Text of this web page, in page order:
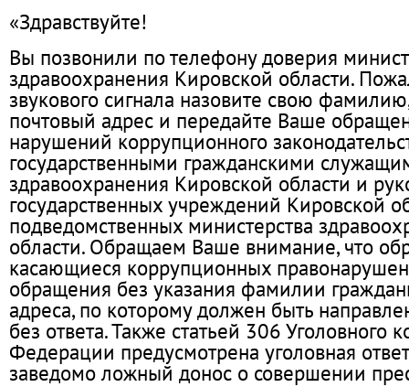
«Здравствуйте!
Вы позвонили по телефону доверия
здравоохранения Кировской области.
звукового сигнала назовите свою
почтовый адрес и передайте Ваше
нарушений коррупционного
государственными гражданскими
здравоохранения Кировской области и
государственных учреждений Кировской
подведомственных министерства
области. Обращаем Ваше внимание, что
касающиеся коррупционных
обращения без указания фамилии
адреса, по которому должен быть
без ответа. Также статьей 306 Уголовного
Федерации предусмотрена уголовная
заведомо ложный донос о совершении